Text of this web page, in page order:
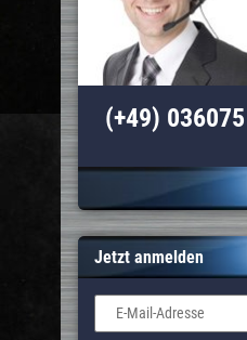
(+49)
Jetzt anmelden
E-Mail-Adresse